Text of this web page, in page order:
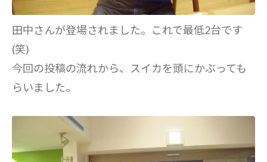
田中さんが登場されました。これで最低2台です
(笑)
今回の投稿の流れから、スイカを頭にかぶっても
らいました。